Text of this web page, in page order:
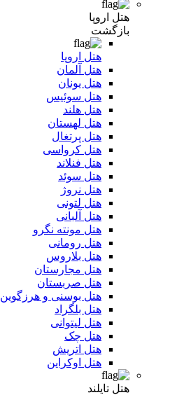
هتل اروپا
بازگشت
هتل اروپا
هتل آلمان
هتل یونان
هتل سوئیس
هتل هلند
هتل لهستان
هتل پرتغال
هتل کرواسی
هتل فنلاند
هتل سوئد
هتل نروژ
هتل لتونی
هتل آلبانی
هتل مونته نگرو
هتل رومانی
هتل بلاروس
هتل مجارستان
هتل صربستان
هتل بوسنی و هرزگوین
هتل بلگراد
هتل لیتوانی
هتل چک
هتل اتریش
هتل اوکراین
هتل تایلند